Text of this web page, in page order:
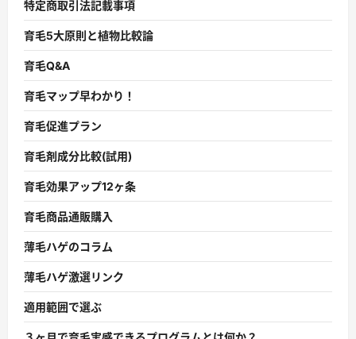
特定商取引法記載事項
育毛5大原則と植物比較論
育毛Q&A
育毛マップ早わかり！
育毛促進プラン
育毛剤成分比較(試用)
育毛効果アップ12ヶ条
育毛商品通販購入
薄毛ハゲのコラム
薄毛ハゲ激選リンク
適用範囲で選ぶ